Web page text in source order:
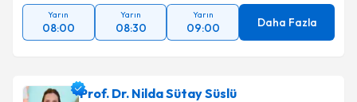
Yarın
08:00
Yarın
08:30
Yarın
09:00 Daha Fazla
Prof. Dr. Nilda Sütay Süslü